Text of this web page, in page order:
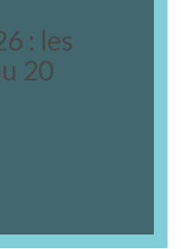
: les
20